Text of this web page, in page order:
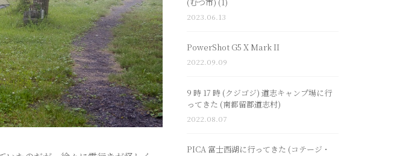
2023.06.13
PowerShot G5 X Mark II
2022.09.09
9 時 17 時 (クジゴジ) 道志キャンプ場に行
ってきた (南都留郡道志村)
2022.08.07
PICA 富士西湖に行ってきた (コテージ・